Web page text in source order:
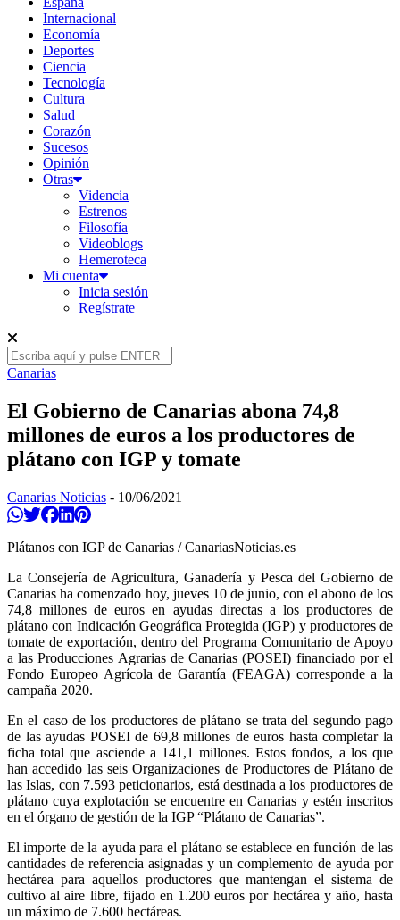
Internacional
Economía
Deportes
Ciencia
Tecnología
Cultura
Salud
Corazón
Sucesos
Opinión
Otras
Videncia
Estrenos
Filosofía
Videoblogs
Hemeroteca
Mi cuenta
Inicia sesión
Regístrate
Canarias
El Gobierno de Canarias abona 74,8
millones de euros a los productores de
plátano con IGP y tomate
Canarias Noticias - 10/06/2021
Compartir en Whatsapp
Twittear
Compartir en Facebook
Compartir en Linkedin
Compartir en Pinterest
Plátanos con IGP de Canarias / CanariasNoticias.es
La Consejería de Agricultura, Ganadería y Pesca del Gobierno de
Canarias ha comenzado hoy, jueves 10 de junio, con el abono de los
74,8 millones de euros en ayudas directas a los productores de
plátano con Indicación Geográfica Protegida (IGP) y productores de
tomate de exportación, dentro del Programa Comunitario de Apoyo
a las Producciones Agrarias de Canarias (POSEI) financiado por el
Fondo Europeo Agrícola de Garantía (FEAGA) corresponde a la
campaña 2020.
En el caso de los productores de plátano se trata del segundo pago
de las ayudas POSEI de 69,8 millones de euros hasta completar la
ficha total que asciende a 141,1 millones. Estos fondos, a los que
han accedido las seis Organizaciones de Productores de Plátano de
las Islas, con 7.593 peticionarios, está destinada alos productores de
plátano cuya explotación se encuentre en Canarias y estén inscritos
en el órgano de gestión de la IGP “Plátano de Canarias”.
El importe de la ayuda para el plátano se establece en función de las
cantidades de referencia asignadas y un complemento de ayuda por
hectárea para aquellos productores que mantengan el sistema de
cultivo al aire libre, fijado en 1.200 euros por hectárea y año, hasta
un máximo de 7.600 hectáreas.